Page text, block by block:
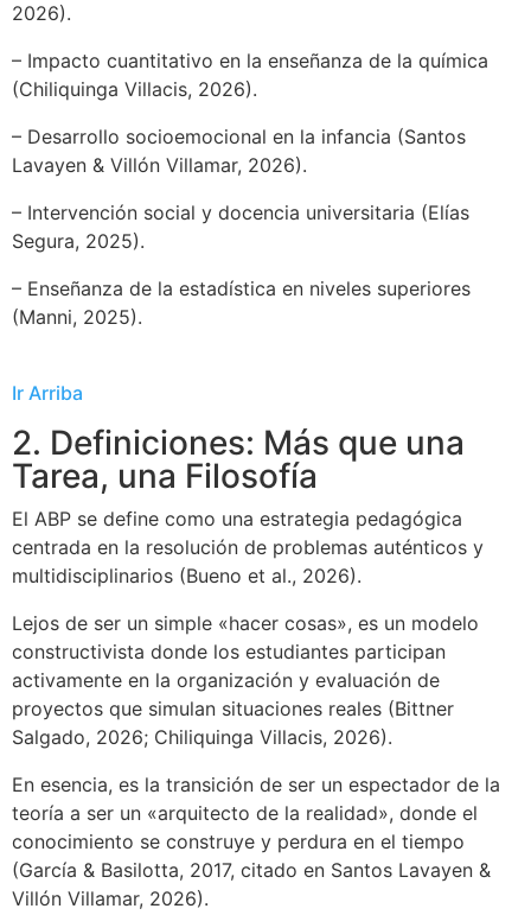
2026).
– Impacto cuantitativo en la enseñanza de la química
(Chiliquinga Villacis, 2026).
– Desarrollo socioemocional en la infancia (Santos
Lavayen & Villón Villamar, 2026).
– Intervención social y docencia universitaria (Elías
Segura, 2025).
– Enseñanza de la estadística en niveles superiores
(Manni, 2025).
Ir Arriba
2. Definiciones: Más que una
Tarea, una Filosofía
El ABP se define como una estrategia pedagógica
centrada en la resolución de problemas auténticos y
multidisciplinarios (Bueno et al., 2026).
Lejos de ser un simple «hacer cosas», es un modelo
constructivista donde los estudiantes participan
activamente en la organización y evaluación de
proyectos que simulan situaciones reales (Bittner
Salgado, 2026; Chiliquinga Villacis, 2026).
En esencia, es la transición de ser un espectador de la
teoría a ser un «arquitecto de la realidad», donde el
conocimiento se construye y perdura en el tiempo
(García & Basilotta, 2017, citado en Santos Lavayen &
Villón Villamar, 2026).